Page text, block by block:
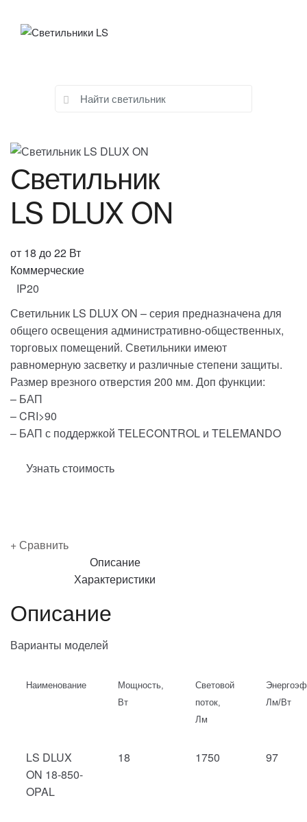
Search
for:
Светильник
LS DLUX ON
от 18 до 22 Вт
Коммерческие
IP20
Светильник LS DLUX ON – серия предназначена для
общего освещения административно-общественных,
торговых помещений. Светильники имеют
равномерную засветку и различные степени защиты.
Размер врезного отверстия 200 мм. Доп функции:
– БАП
– CRI>90
– БАП с поддержкой TELECONTROL и TELEMANDO
Узнать стоимость
Сравнить
Описание
Характеристики
Описание
Варианты моделей
Наименование
Мощность,
Вт
Световой
поток,
Лм
Лм/Вт
LS DLUX
ON 18-850-
OPAL
18 1750 97